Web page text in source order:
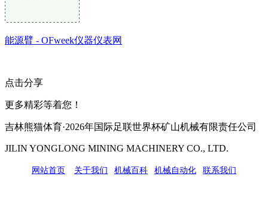
能源臂 - OFweek仪器仪表网
点击分享
更多精彩等着您！
吉林熊猫体育·2026年国际足联世界杯矿山机械有限责任公司
JILIN YONGLONG MINING MACHINERY CO., LTD.
网站首页 关于我们 机械百科 机械自动化 联系我们